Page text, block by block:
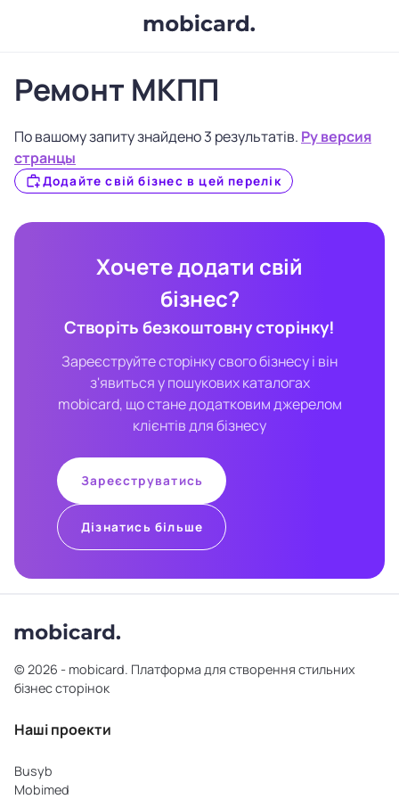
Ремонт МКПП
По вашому запиту знайдено 3 результатів. Ру версия
странцы
Додайте свій бізнес в цей перелік
Хочете додати свій
бізнес?
Створіть безкоштовну сторінку!
Зареєструйте сторінку свого бізнесу і він
з'явиться у пошукових каталогах
mobicard, що стане додатковим джерелом
клієнтів для бізнесу
Зареєструватись
Дізнатись більше
© 2026 - mobicard. Платформа для створення стильних
бізнес сторінок
Наші проекти
Busyb
Mobimed